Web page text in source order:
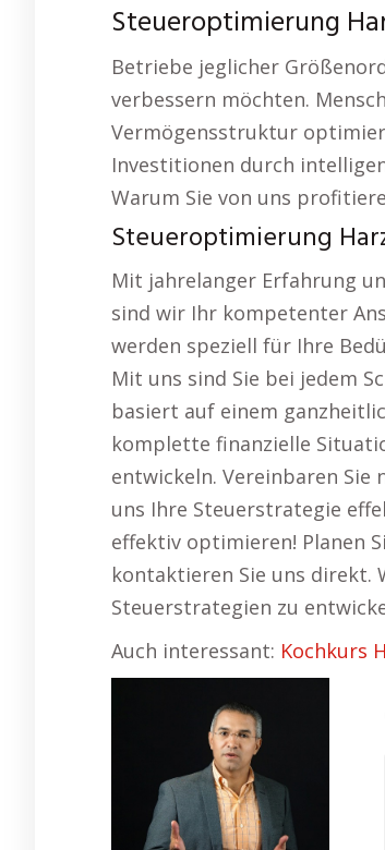
Steueroptimierung
Betriebe jeglicher
verbessern möchten.
Vermögensstruktur
Investitionen durch
Warum Sie von uns
Steueroptimierung
Mit jahrelanger Erfahrung
sind wir Ihr kompetenter
werden speziell für Ihre
Mit uns sind Sie bei jedem
basiert auf einem
komplette finanzielle
entwickeln. Vereinbaren Sie
uns Ihre Steuerstrategie
effektiv optimieren! Planen
kontaktieren Sie uns direkt.
Steuerstrategien zu
Auch interessant: Kochkurs